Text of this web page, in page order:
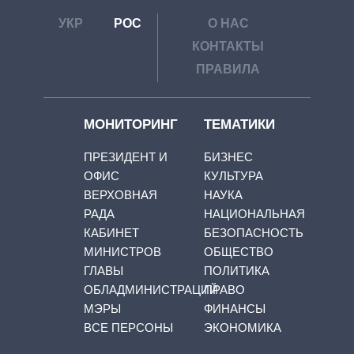
УКР РОС
О НАС
КОНТАКТЫ
ПРАВИЛА
МОНИТОРИНГ
ПРЕЗИДЕНТ И
ОФИС
ВЕРХОВНАЯ
РАДА
КАБИНЕТ
МИНИСТРОВ
ГЛАВЫ
ОБЛАДМИНИСТРАЦИЙ
МЭРЫ
ВСЕ ПЕРСОНЫ
ТЕМАТИКИ
БИЗНЕС
КУЛЬТУРА
НАУКА
НАЦИОНАЛЬНАЯ
БЕЗОПАСНОСТЬ
ОБЩЕСТВО
ПОЛИТИКА
ПРАВО
ФИНАНСЫ
ЭКОНОМИКА